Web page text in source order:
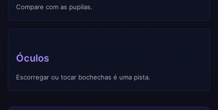
Compare com as pupilas.
Óculos
Escorregar ou tocar bochechas é uma pista.